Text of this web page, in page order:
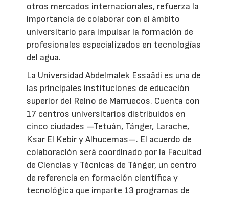
otros mercados internacionales, refuerza la
importancia de colaborar con el ámbito
universitario para impulsar la formación de
profesionales especializados en tecnologías
del agua.
La Universidad Abdelmalek Essaâdi es una de
las principales instituciones de educación
superior del Reino de Marruecos. Cuenta con
17 centros universitarios distribuidos en
cinco ciudades —Tetuán, Tánger, Larache,
Ksar El Kebir y Alhucemas—. El acuerdo de
colaboración será coordinado por la Facultad
de Ciencias y Técnicas de Tánger, un centro
de referencia en formación científica y
tecnológica que imparte 13 programas de